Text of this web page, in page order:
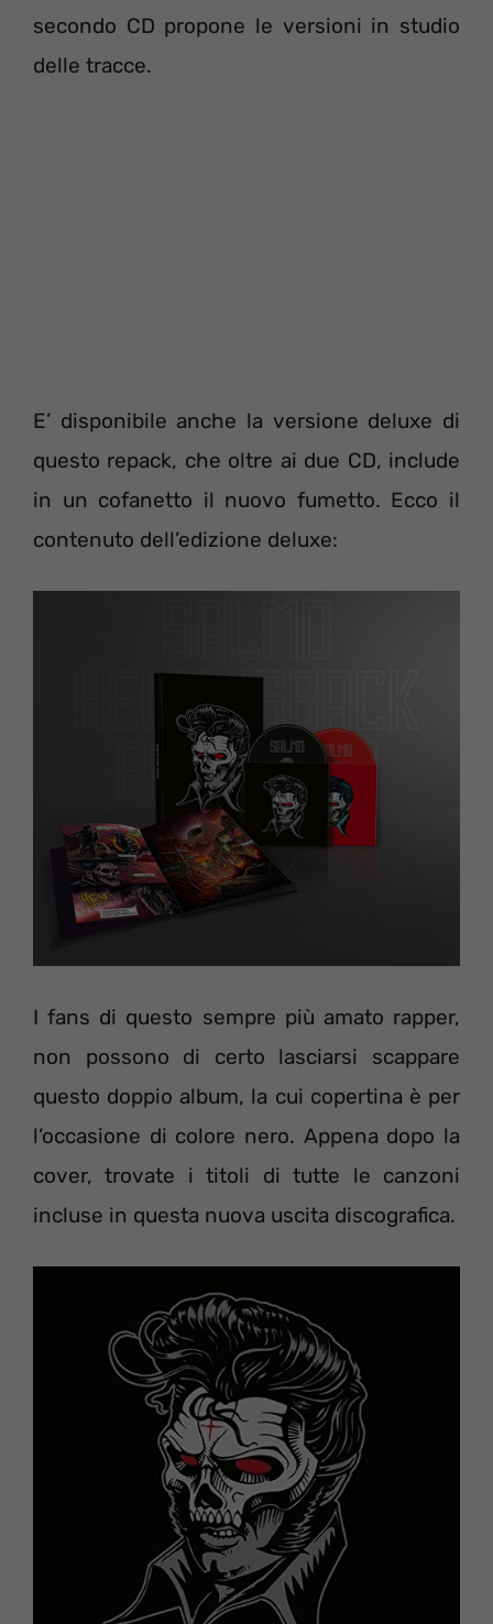
secondo CD propone le versioni in studio
delle tracce.
E’ disponibile anche la versione deluxe di
questo repack, che oltre ai due CD, include
in un cofanetto il nuovo fumetto. Ecco il
contenuto dell’edizione deluxe:
I fans di questo sempre più amato rapper,
non possono di certo lasciarsi scappare
questo doppio album, la cui copertina è per
l’occasione di colore nero. Appena dopo la
cover, trovate i titoli di tutte le canzoni
incluse in questa nuova uscita discografica.